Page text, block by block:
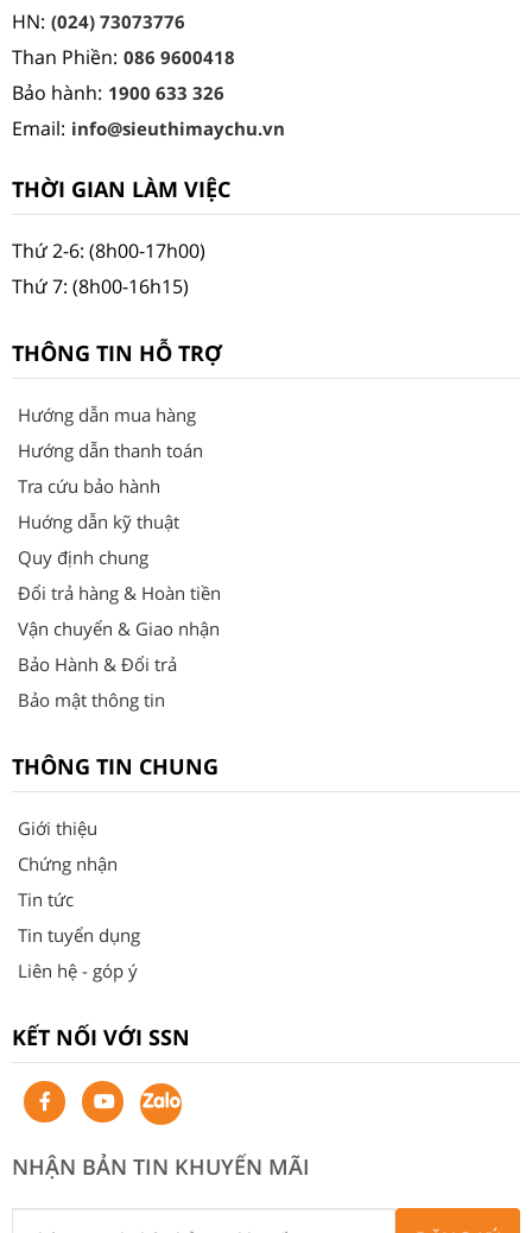
HN: (024) 73073776
Than Phiền: 086 9600418
Bảo hành: 1900 633 326
Email: info@sieuthimaychu.vn
THỜI GIAN LÀM VIỆC
Thứ 2-6: (8h00-17h00)
Thứ 7: (8h00-16h15)
THÔNG TIN HỖ TRỢ
Hướng dẫn mua hàng
Hướng dẫn thanh toán
Tra cứu bảo hành
Huớng dẫn kỹ thuật
Quy định chung
Đổi trả hàng & Hoàn tiền
Vận chuyển & Giao nhận
Bảo Hành & Đổi trả
Bảo mật thông tin
THÔNG TIN CHUNG
Giới thiệu
Chứng nhận
Tin tức
Tin tuyển dụng
Liên hệ - góp ý
KẾT NỐI VỚI SSN
NHẬN BẢN TIN KHUYẾN MÃI